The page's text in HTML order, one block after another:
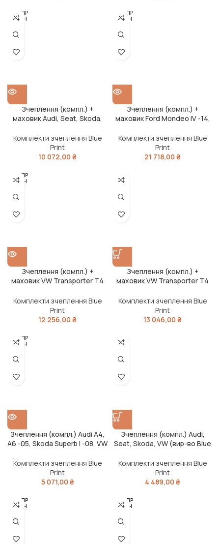
РОЗПР
ОДАН
Зчеплення (компл.) +
маховик Audi, Seat, Skoda,
Комплекти зчеплення Blue
Print
10 072,00 ₴
РОЗПР
ОДАН
Зчеплення (компл.) +
маховик Ford Mondeo IV -14,
Print)
Комплекти зчеплення Blue
Print
21 718,00 ₴
РОЗПР
ОДАН
Зчеплення (компл.) +
маховик VW Transporter T4
Комплекти зчеплення Blue
Print
12 256,00 ₴
Зчеплення (компл.) +
маховик VW Transporter T4
Комплекти зчеплення Blue
Print
13 046,00 ₴
РОЗПР
ОДАН
Зчеплення (компл.) Audi A4,
A6 -05, Skoda Superb I -08, VW
Print)
Комплекти зчеплення Blue
Print
5 071,00 ₴
Зчеплення (компл.) Audi,
Seat, Skoda, VW (вир-во Blue
Комплекти зчеплення Blue
Print
4 489,00 ₴
РОЗПР
ОДАН
РОЗПР
ОДАН